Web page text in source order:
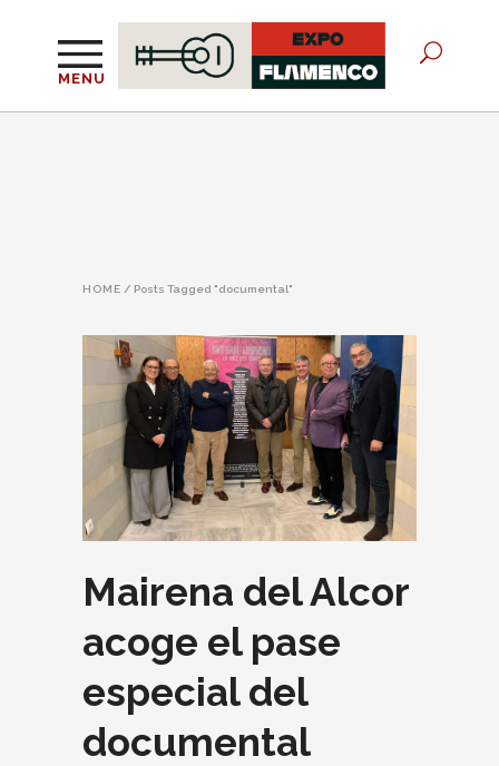
MENU
HOME / Posts Tagged "documental"
Mairena del Alcor
acoge el pase
especial del
documental